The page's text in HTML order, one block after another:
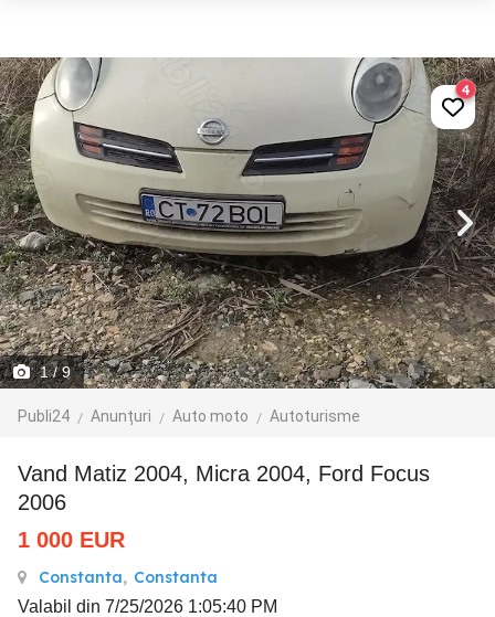
1/ 9
Publi24 Anunțuri Auto moto Autoturisme
4
Vand Matiz 2004, Micra 2004, Ford Focus
2006
1 000 EUR
Constanta, Constanta
Valabil din 7/25/2026 1:05:40 PM